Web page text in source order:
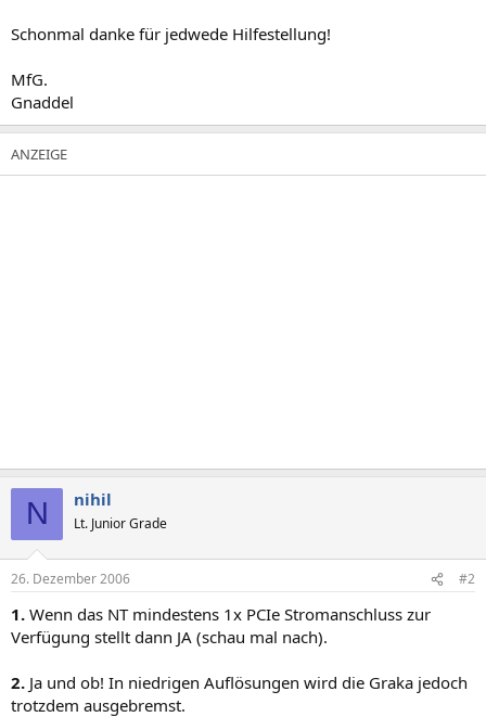
Schonmal danke für jedwede Hilfestellung!
MfG.
Gnaddel
N nihil
Lt. Junior Grade
26. Dezember 2006 #2
1. Wenn das NT mindestens 1x PCIe Stromanschluss zur
Verfügung stellt dann JA (schau mal nach).
2. Ja und ob! In niedrigen Auflösungen wird die Graka jedoch
trotzdem ausgebremst.